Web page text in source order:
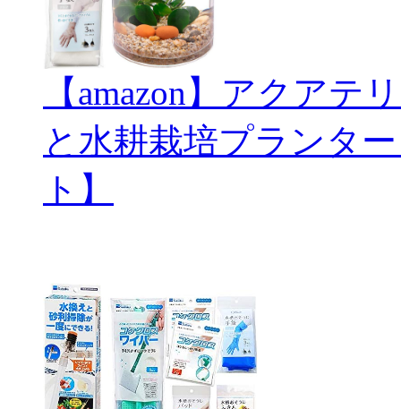
【amazon】アクアテ
と水耕栽培プランタ
ト】